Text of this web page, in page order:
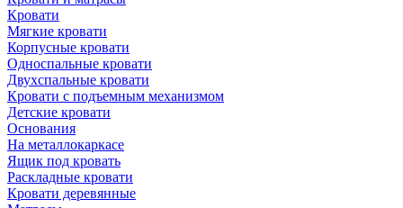
Кровати
Мягкие кровати
Корпусные кровати
Односпальные кровати
Двухспальные кровати
Кровати с подъемным механизмом
Детские кровати
Основания
На металлокаркасе
Ящик под кровать
Раскладные кровати
Кровати деревянные